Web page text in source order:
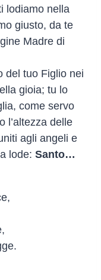
lodiamo nella
giusto, da te
Madre di
del tuo Figlio nei
gioia; tu lo
come servo
l’altezza delle
agli angeli e
lode: Santo…